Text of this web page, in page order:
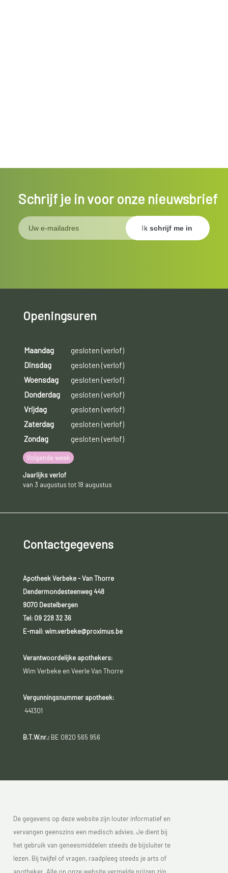
Schrijf je in voor onze nieuwsbrief
Openingsuren
Maandag
gesloten (verlof)
Dinsdag
gesloten (verlof)
Woensdag
gesloten (verlof)
Donderdag
gesloten (verlof)
Vrijdag
gesloten (verlof)
Zaterdag
gesloten (verlof)
Zondag
gesloten (verlof)
Volgende week
Jaarlijks verlof
van 3 augustus tot 18 augustus
Contactgegevens
Apotheek Verbeke - Van Thorre
Dendermondesteenweg 448
9070 Destelbergen
Tel: 09 228 32 36
E-mail: wim.verbeke@proximus.be
Verantwoordelijke apothekers:
Wim Verbeke en Veerle Van Thorre
Vergunningsnummer apotheek:
441301
B.T.W.nr.:BE 0820 565 956
De gegevens op deze website zijn louter informatief en
vervangen geenszins een medisch advies. Je dient bij
het gebruik van geneesmiddelen steeds de bijsluiter te
lezen. Bij twijfel of vragen, raadpleeg steeds je arts of
apotheker. Alle op onze website vermelde prijzen zijn